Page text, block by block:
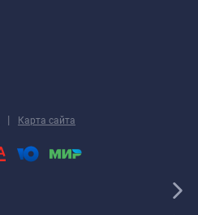
| Карта сайта